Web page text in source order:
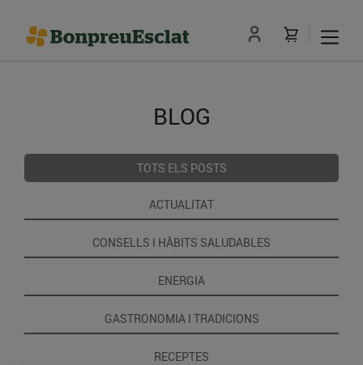
BLOG
TOTS ELS POSTS
ACTUALITAT
CONSELLS I HÀBITS SALUDABLES
ENERGIA
GASTRONOMIA I TRADICIONS
RECEPTES